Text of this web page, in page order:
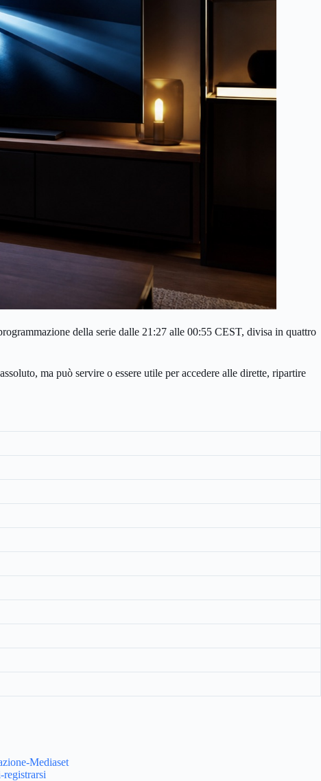
della serie dalle 21:27 alle 00:55 CEST, divisa in quattro
ma può servire o essere utile per accedere alle dirette, ripartire
Mediaset